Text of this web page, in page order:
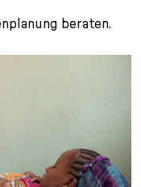
beraten.